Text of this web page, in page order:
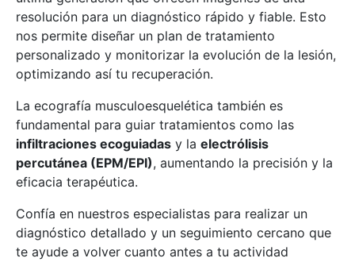
resolución para un diagnóstico rápido y fiable. Esto
nos permite diseñar un plan de tratamiento
personalizado y monitorizar la evolución de la lesión,
optimizando así tu recuperación.
La ecografía musculoesquelética también es
fundamental para guiar tratamientos como las
infiltraciones ecoguiadas y la electrólisis
percutánea (EPM/EPI), aumentando la precisión y la
eficacia terapéutica.
Confía en nuestros especialistas para realizar un
diagnóstico detallado y un seguimiento cercano que
te ayude a volver cuanto antes a tu actividad